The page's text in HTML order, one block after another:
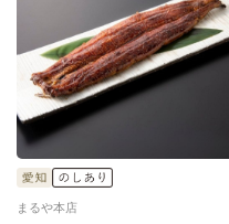
まるや本店